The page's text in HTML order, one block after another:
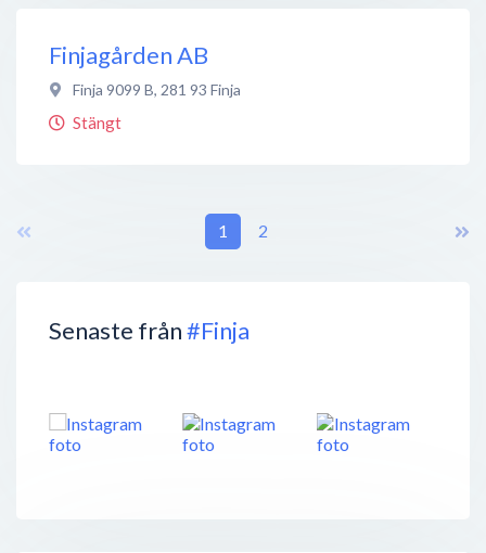
Senaste från#Finja
Finjagården AB
Finja 9099 B, 281 93 Finja
Stängt
1 2